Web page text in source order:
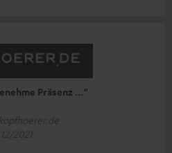
Präsenz …“
12/2021